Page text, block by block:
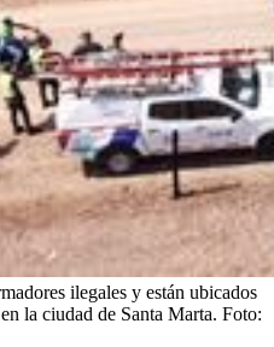
ilegales y están ubicados
la ciudad de Santa Marta. Foto: